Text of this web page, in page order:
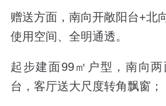
赠送方面，南向开敞阳台+北
使用空间、全明通透。
起步建面99㎡户型，南向
台，客厅送大尺度转角飘窗；